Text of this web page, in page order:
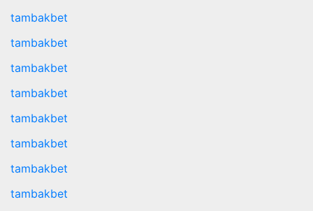
tambakbet
tambakbet
tambakbet
tambakbet
tambakbet
tambakbet
tambakbet
tambakbet